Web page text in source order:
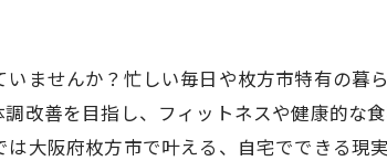
ませんか？忙しい毎日や枚方市特有の暮
改善を目指し、フィットネスや健康的な
大阪府枚方市で叶える、自宅でできる現